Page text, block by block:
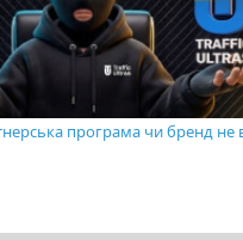
програма чи бренд не